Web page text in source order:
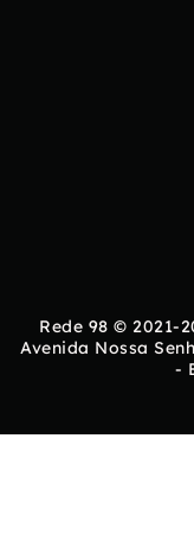
Rede 98 © 2021-
Avenida Nossa
-